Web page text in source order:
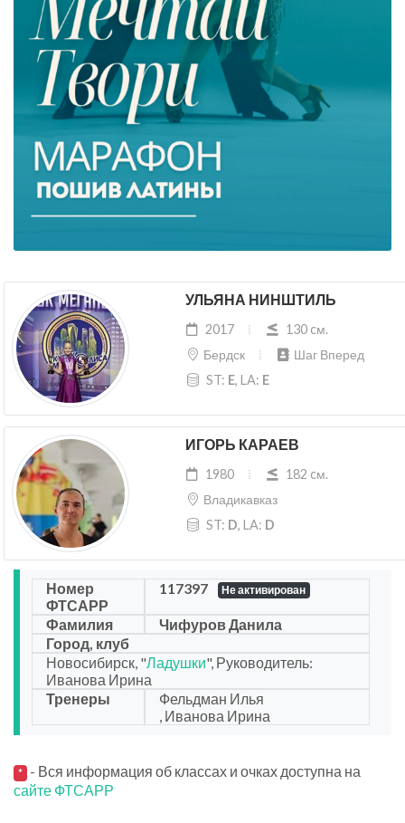
УЛЬЯНА НИНШТИЛЬ
2017
130 cм.
Бердск
Шаг Вперед
ST: E, LA: E
ИГОРЬ КАРАЕВ
1980
182 cм.
Владикавказ
ST: D, LA: D
Номер
ФТСАРР
117397 Не активирован
Фамилия
Чифуров Данила
Город, клуб
Новосибирск, "Ладушки", Руководитель:
Иванова Ирина
Тренеры
Фельдман Илья
, Иванова Ирина
* - Вся информация об классах и очках доступна на
сайте ФТСАРР